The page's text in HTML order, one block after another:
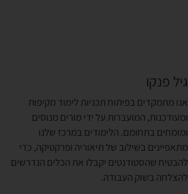
גיל פנקו
אנו מתמקדים בפיתוח תכניות לימוד מקיפות
ומעודכנות, המועברות על ידי מורים מנוסים
ומומחים בתחומם. הלימודים במרכז שלנו
מתאפיינים בשילוב של תיאוריה ופרקטיקה, כדי
להבטיח שהסטודנטים יקבלו את הכלים הנדרשים
להצלחה בשוק העבודה.